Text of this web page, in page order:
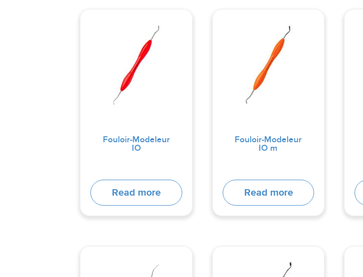
Fouloir-Modeleur
IO
Read more
Fouloir-Modeleur
IO m
Read more